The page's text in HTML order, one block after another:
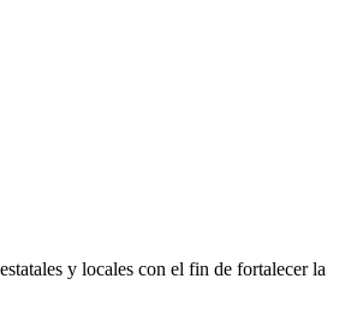
y locales con el fin de fortalecer la